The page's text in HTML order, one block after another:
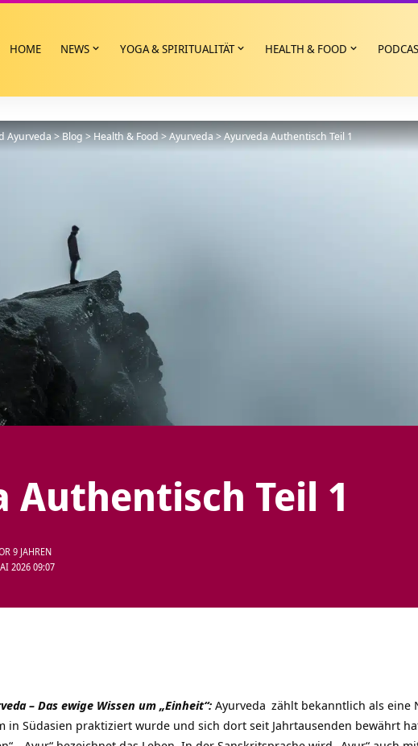
HOME NEWS YOGA & SPIRITUALITÄT HEALTH & FOOD
Ayurveda>Blog>Health & Food>Ayurveda>Ayurveda Authentisch Teil 1
Authentisch Teil 1
2026 09:07
9 JAHREN
– Das ewige Wissen um „Einheit“: Ayurveda zählt bekanntlich als eine
in Südasien praktiziert wurde und sich dort seit Jahrtausenden bewährt